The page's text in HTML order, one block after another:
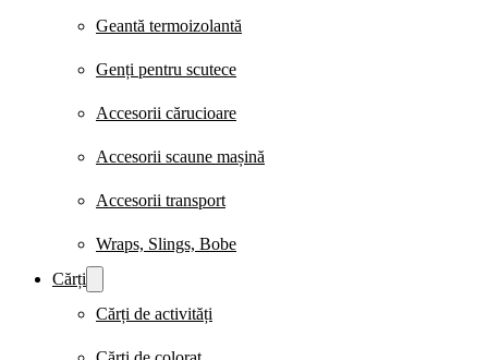
Geantă termoizolantă
Genți pentru scutece
Accesorii cărucioare
Accesorii scaune mașină
Accesorii transport
Wraps, Slings, Bobe
Cărți
Cărți de activități